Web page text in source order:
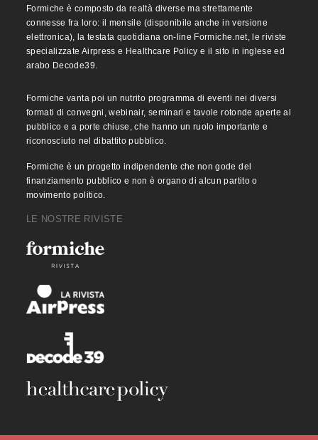
Formiche è composto da realtà diverse ma strettamente
connesse fra loro: il mensile (disponibile anche in versione
elettronica), la testata quotidiana on-line Formiche.net, le riviste
specializzate Airpress e Healthcare Policy e il sito in inglese ed
arabo Decode39.
Formiche vanta poi un nutrito programma di eventi nei diversi
formati di convegni, webinair, seminari e tavole rotonde aperte al
pubblico e a porte chiuse, che hanno un ruolo importante e
riconosciuto nel dibattito pubblico.
Formiche è un progetto indipendente che non gode del
finanziamento pubblico e non è organo di alcun partito o
movimento politico.
LE NOSTRE RIVISTE